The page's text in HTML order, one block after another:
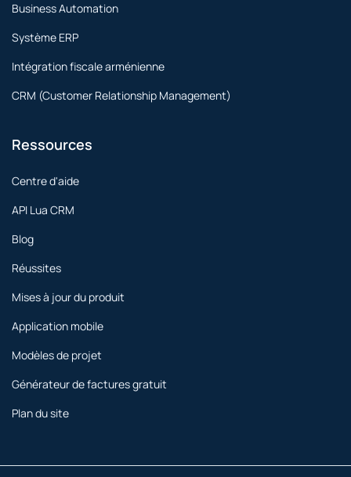
Business Automation
Système ERP
Intégration fiscale arménienne
CRM (Customer Relationship Management)
Ressources
Centre d'aide
API Lua CRM
Blog
Réussites
Mises à jour du produit
Application mobile
Modèles de projet
Générateur de factures gratuit
Plan du site